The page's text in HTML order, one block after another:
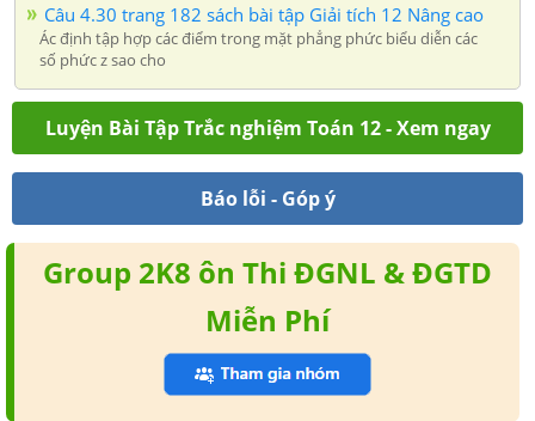
Câu 4.30 trang 182 sách bài tập Giải tích 12 Nâng cao
Ác định tập hợp các điểm trong mặt phẳng phức biểu diễn các
số phức z sao cho
Luyện Bài Tập Trắc nghiệm Toán 12 - Xem ngay
Báo lỗi - Góp ý
Group 2K8 ôn Thi ĐGNL & ĐGTD
Miễn Phí